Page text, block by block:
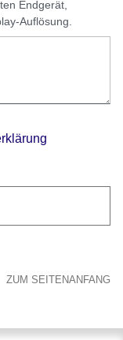
Endgerät,
Auflösung.
neuen Fenster
ZUM SEITENANFANG